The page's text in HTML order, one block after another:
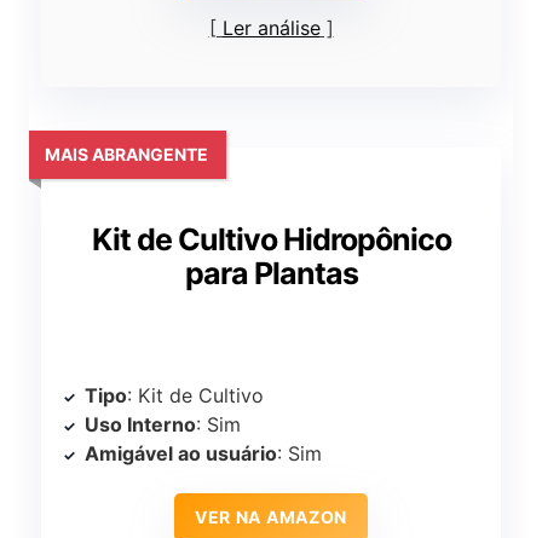
Ler análise
Kit de Cultivo Hidropônico
para Plantas
MAIS ABRANGENTE
Tipo: Kit de Cultivo
Uso Interno: Sim
Amigável ao usuário: Sim
VER NA AMAZON